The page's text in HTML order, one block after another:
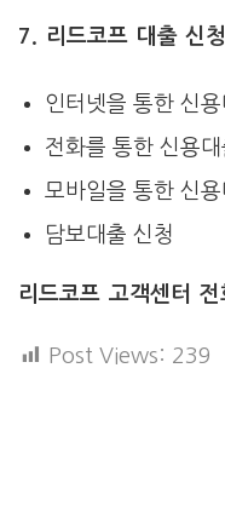
7. 리드코프 대출 신
인터넷을 통한 신
전화를 통한 신용대
모바일을 통한 신
담보대출 신청
리드코프 고객센터
Post Views: 239